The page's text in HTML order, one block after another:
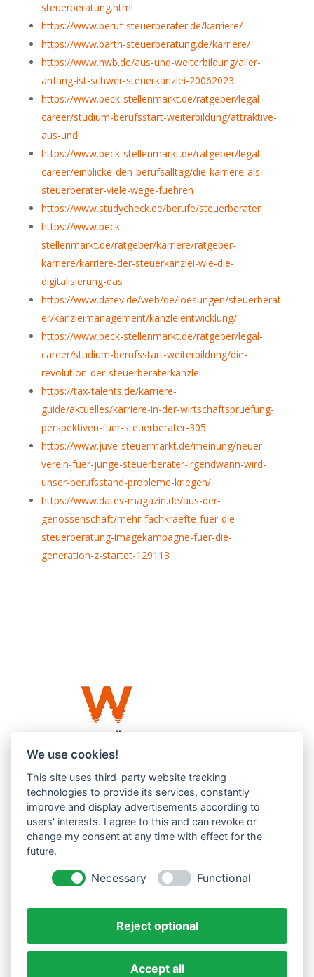
steuerberatung.html
https://www.beruf-steuerberater.de/karriere/
https://www.barth-steuerberatung.de/karriere/
https://www.nwb.de/aus-und-weiterbildung/aller-
anfang-ist-schwer-steuerkanzlei-20062023
https://www.beck-stellenmarkt.de/ratgeber/legal-
career/studium-berufsstart-weiterbildung/attraktive-
aus-und
https://www.beck-stellenmarkt.de/ratgeber/legal-
career/einblicke-den-berufsalltag/die-karriere-als-
steuerberater-viele-wege-fuehren
https://www.studycheck.de/berufe/steuerberater
https://www.beck-
stellenmarkt.de/ratgeber/karriere/ratgeber-
karriere/karriere-der-steuerkanzlei-wie-die-
digitalisierung-das
https://www.datev.de/web/de/loesungen/steuerberat
er/kanzleimanagement/kanzleientwicklung/
https://www.beck-stellenmarkt.de/ratgeber/legal-
career/studium-berufsstart-weiterbildung/die-
revolution-der-steuerberaterkanzlei
https://tax-talents.de/karriere-
guide/aktuelles/karriere-in-der-wirtschaftspruefung-
perspektiven-fuer-steuerberater-305
https://www.juve-steuermarkt.de/meinung/neuer-
verein-fuer-junge-steuerberater-irgendwann-wird-
unser-berufsstand-probleme-kriegen/
https://www.datev-magazin.de/aus-der-
genossenschaft/mehr-fachkraefte-fuer-die-
steuerberatung-imagekampagne-fuer-die-
generation-z-startet-129113
Westküste UG (haftungsbeschränkt)
Menzlingen 14 B
51503 Rösrath
Datenschutzerklärung
We use cookies!
This site uses third-party website tracking
technologies to provide its services, constantly
improve and display advertisements according to
users' interests. I agree to this and can revoke or
change my consent at any time with effect for the
future.
Necessary Functional
Reject optional
Accept all